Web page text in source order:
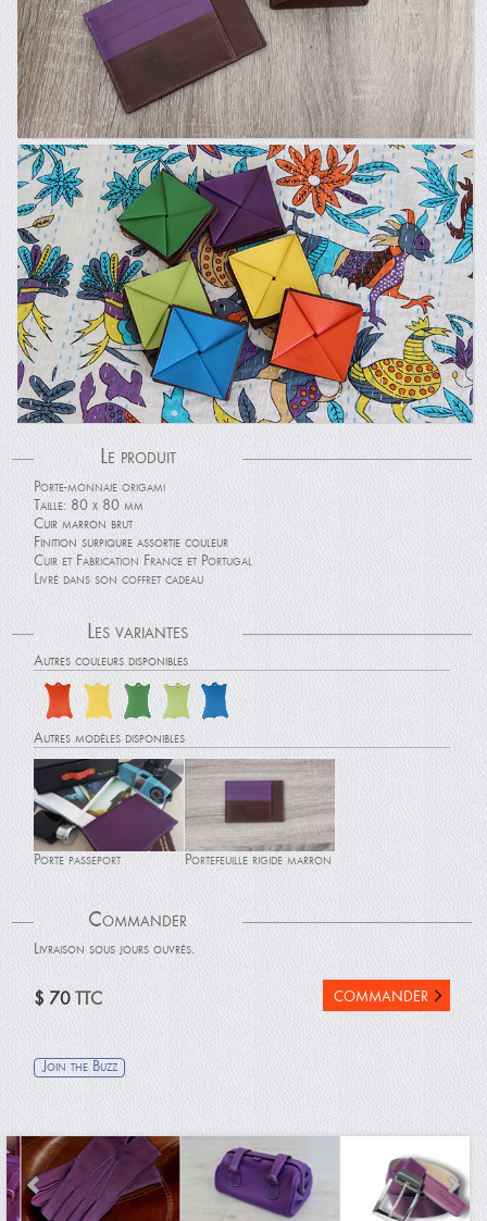
Le produit
Porte-monnaie origami
Taille: 80 x 80 mm
Cuir marron brut
Finition surpiqure assortie couleur
Cuir et Fabrication France et Portugal
Livré dans son coffret cadeau
Les variantes
Autres couleurs disponibles
Autres modèles disponibles
Porte passeport Portefeuille rigide marron
Commander
Livraison sous jours ouvrés.
$ 70 TTC
Join the Buzz